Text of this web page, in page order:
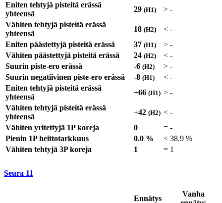
Eniten tehtyjä pisteitä erässä
yhteensä
29 (H1) > -
Vähiten tehtyjä pisteitä erässä
yhteensä
18 (H2) < -
Eniten päästettyjä pisteitä erässä
37 (H1) > -
Vähiten päästettyjä pisteitä erässä
24 (H2) < -
Suurin piste-ero erässä
-6 (H2) > -
Suurin negatiivinen piste-ero erässä
-8 (H1) < -
Eniten tehtyjä pisteitä erässä
yhteensä
+66 (H1) > -
Vähiten tehtyjä pisteitä erässä
yhteensä
+42 (H2) < -
Vähiten yritettyjä 1P koreja
0 = -
Pienin 1P heittotarkkuus
0.0 % < 38.9 %
Vähiten tehtyjä 3P koreja
1 = 1
Seura 11
Ennätys
Vanha